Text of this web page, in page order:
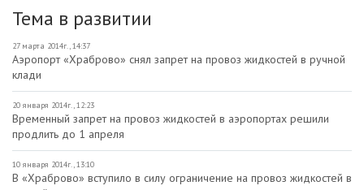
Тема в развитии
27 марта 2014г., 14:37
Аэропорт «Храброво» снял запрет на провоз жидкостей в ручной
клади
20 января 2014г., 12:23
Временный запрет на провоз жидкостей в аэропортах решили
продлить до 1 апреля
10 января 2014г., 13:10
В «Храброво» вступило в силу ограничение на провоз жидкостей в